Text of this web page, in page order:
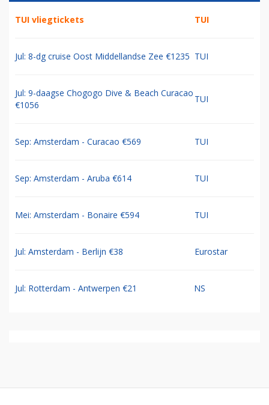
TUI vliegtickets TUI
Jul: 8-dg cruise Oost Middellandse Zee €1235 TUI
Jul: 9-daagse Chogogo Dive & Beach Curacao
€1056
TUI
Sep: Amsterdam - Curacao €569 TUI
Sep: Amsterdam - Aruba €614 TUI
Mei: Amsterdam - Bonaire €594 TUI
Jul: Amsterdam - Berlijn €38 Eurostar
Jul: Rotterdam - Antwerpen €21 NS